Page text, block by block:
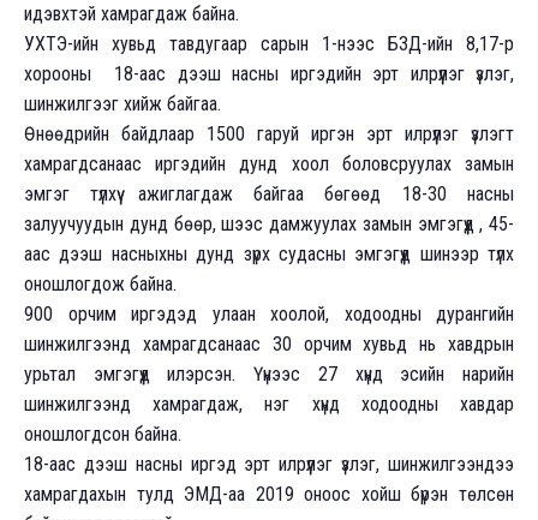
идэвхтэй хамрагдаж байна.
УХТЭ-ийн хувьд тавдугаар сарын 1-нээс БЗД-ийн 8,17-р
хорооны 18-аас дээш насны иргэдийн эрт илрүүлэг үзлэг,
шинжилгээг хийж байгаа.
Өнөөдрийн байдлаар 1500 гаруй иргэн эрт илрүүлэг үзлэгт
хамрагдсанаас иргэдийн дунд хоол боловсруулах замын
эмгэг түлхүү ажиглагдаж байгаа бөгөөд 18-30 насны
залуучуудын дунд бөөр, шээс дамжуулах замын эмгэгүүд , 45-
аас дээш насныхны дунд зүрх судасны эмгэгүүд шинээр түлхүү
оношлогдож байна.
900 орчим иргэдэд улаан хоолой, ходоодны дурангийн
шинжилгээнд хамрагдсанаас 30 орчим хувьд нь хавдрын
урьтал эмгэгүүд илэрсэн. Үүнээс 27 хүнд эсийн нарийн
шинжилгээнд хамрагдаж, нэг хүнд ходоодны хавдар
оношлогдсон байна.
18-аас дээш насны иргэд эрт илрүүлэг үзлэг, шинжилгээндээ
хамрагдахын тулд ЭМД-аа 2019 оноос хойш бүрэн төлсөн